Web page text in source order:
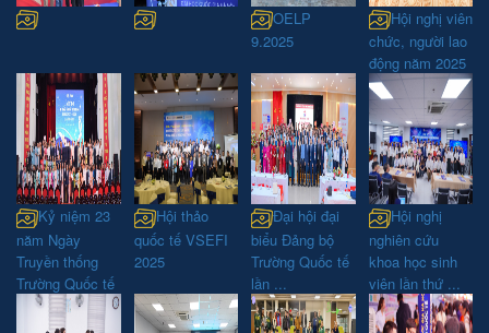
OELP
9.2025
Hội nghị viên
chức, người lao
động năm 2025
Kỷ niệm 23
năm Ngày
Truyền thống
Trường Quốc tế
Hội thảo
quốc tế VSEFI
2025
Đại hội đại
biểu Đảng bộ
Trường Quốc tế
lần ...
Hội nghị
nghiên cứu
khoa học sinh
viên lần thứ ...